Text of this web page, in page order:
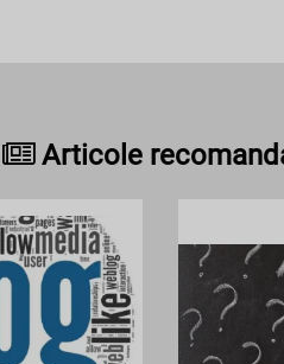
Articole